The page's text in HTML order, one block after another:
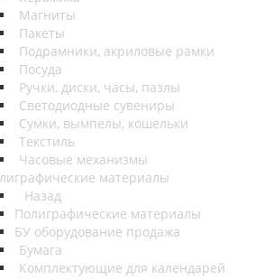
Магниты
Пакеты
Подрамники, акриловые рамки
Посуда
Ручки, диски, часы, пазлы
Светодиодные сувениры
Сумки, вымпелы, кошельки
Текстиль
Часовые механизмы
материалы
Назад
Полиграфические материалы
БУ оборудование продажа
Бумага
Комплектующие для календарей